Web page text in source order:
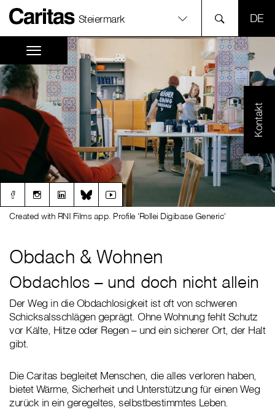
Steiermark
Kontakt
Obdach & Wohnen
Created with RNI Films app. Profile 'Rollei Digibase Generic'
Obdachlos – und doch nicht allein
Der Weg in die Obdachlosigkeit ist oft von schweren
Schicksalsschlägen geprägt. Ohne Wohnung fehlt Schutz
vor Kälte, Hitze oder Regen – und ein sicherer Ort, der Halt
gibt.
Die Caritas begleitet Menschen, die alles verloren haben,
bietet Wärme, Sicherheit und Unterstützung für einen Weg
zurück in ein geregeltes, selbstbestimmtes Leben.